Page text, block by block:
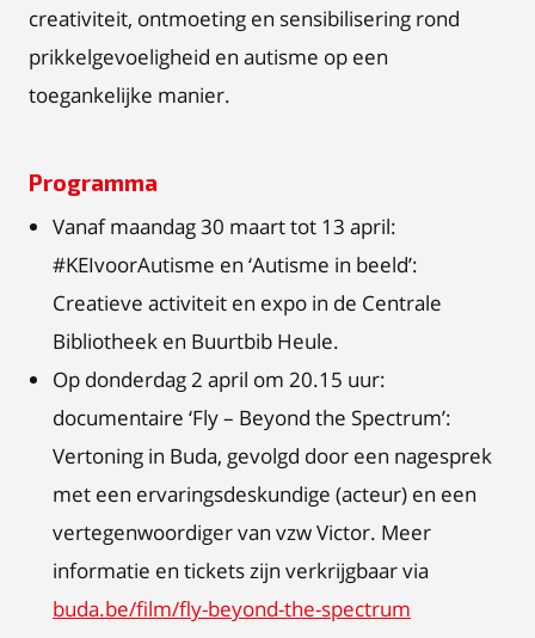
creativiteit, ontmoeting en sensibilisering rond
prikkelgevoeligheid en autisme op een
toegankelijke manier.
Programma
Vanaf maandag 30 maart tot 13 april:
#KEIvoorAutisme en ‘Autisme in beeld’:
Creatieve activiteit en expo in de Centrale
Bibliotheek en Buurtbib Heule.
Op donderdag 2 april om 20.15 uur:
documentaire ‘Fly – Beyond the Spectrum’:
Vertoning in Buda, gevolgd door een nagesprek
met een ervaringsdeskundige (acteur) en een
vertegenwoordiger van vzw Victor. Meer
informatie en tickets zijn verkrijgbaar via
buda.be/film/fly-beyond-the-spectrum